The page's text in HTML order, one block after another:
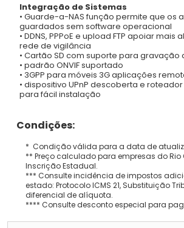
Integração de Sistemas
• Guarde-a-NAS função permite que os
guardados sem software operacional
• DDNS, PPPoE e upload FTP apoiar mais
rede de vigilância
• Cartão SD com suporte para gravação
• padrão ONVIF suportado
• 3GPP para móveis 3G aplicações
• dispositivo UPnP descoberta e roteador
para fácil instalação
Condições:
* Condição válida para a data de
** Preço calculado para empresas do Rio
Inscrição Estadual.
*** Consulte incidência de impostos
estado: Protocolo ICMS 21, Substituição
diferencial de alíquota.
**** Consulte desconto especial para